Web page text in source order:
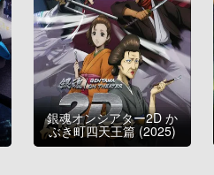
銀魂オンシアター2D か
ぶき町四天王篇 (2025)